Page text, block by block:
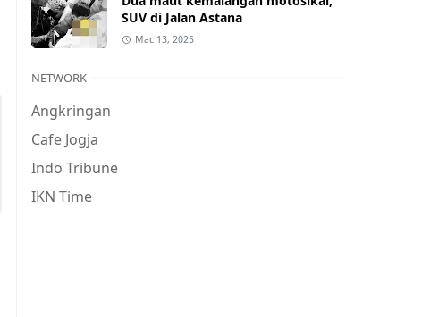
SUV di Jalan Astana
Mac 13, 2025
NETWORK
Angkringan
Cafe Jogja
Indo Tribune
IKN Time